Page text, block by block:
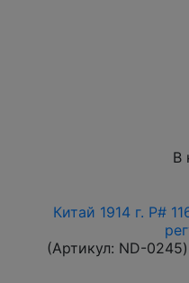
В
Китай 1914 г. P#
(Артикул: ND-0245)